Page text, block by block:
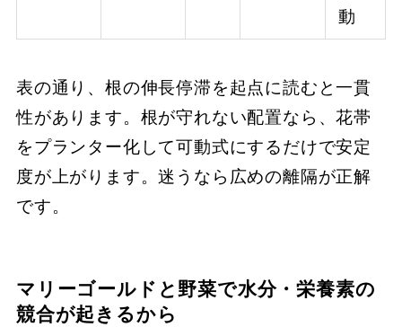
動
表の通り、根の伸長停滞を起点に読むと一貫
性があります。根が守れない配置なら、花帯
をプランター化して可動式にするだけで安定
度が上がります。迷うなら広めの離隔が正解
です。
マリーゴールドと野菜で水分・栄養素の
競合が起きるから